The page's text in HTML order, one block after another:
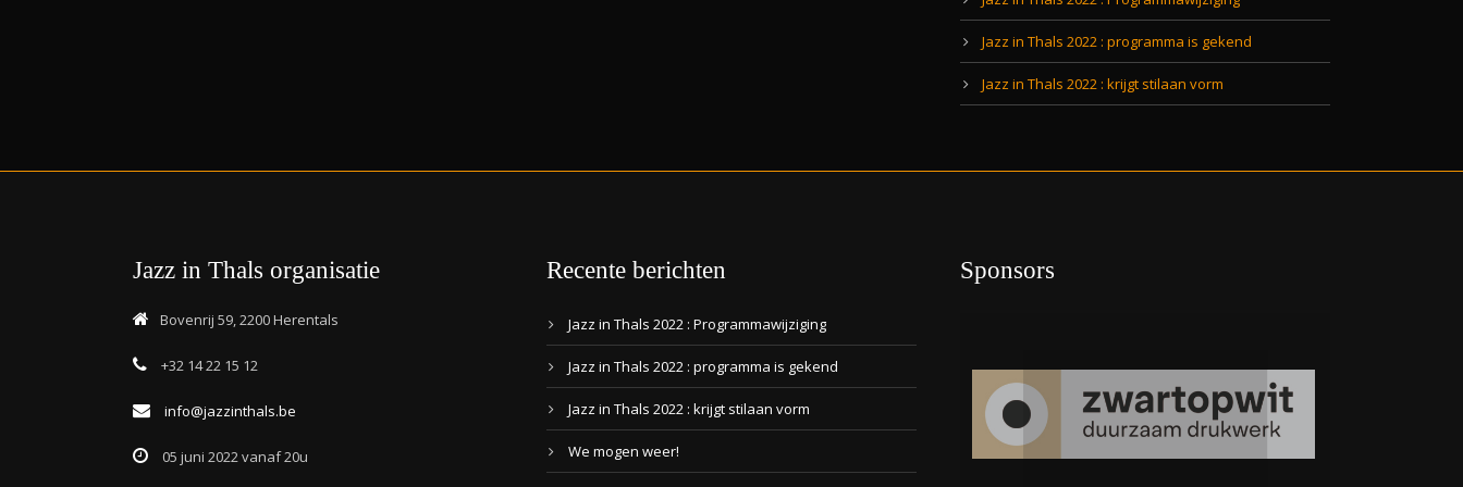
Jazz in Thals 2022 : programma is gekend
Jazz in Thals 2022 : krijgt stilaan vorm
Jazz in Thals organisatie
Bovenrij 59, 2200 Herentals
+32 14 22 15 12
info@jazzinthals.be
05 juni 2022 vanaf 20u
Recente berichten
Jazz in Thals 2022 : Programmawijziging
Jazz in Thals 2022 : programma is gekend
Jazz in Thals 2022 : krijgt stilaan vorm
We mogen weer!
Sponsors